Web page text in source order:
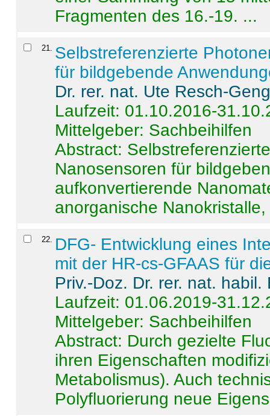
Fragmenten des 16.-19. ...
21
Selbstreferenzierte
für bildgebende
Dr. rer. nat. Ute Resch-
Laufzeit: 01.10.2016-
Mittelgeber: Sachbeihilfen
Abstract:
Nanosensoren für
aufkonvertierende
anorganische
22
DFG- Entwicklung eines
mit der HR-cs-GFAAS für
Priv.-Doz. Dr. rer. nat.
Laufzeit: 01.06.2019-
Mittelgeber: Sachbeihilfen
Abstract: Durch gezielte
ihren Eigenschaften
Metabolismus). Auch
Polyfluorierung neue